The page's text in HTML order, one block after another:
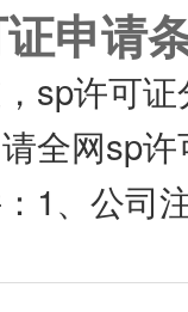
申请
sp许可
全网sp
1、公司